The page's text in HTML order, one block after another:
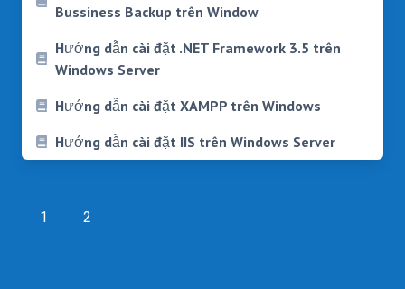
Bussiness Backup trên Window
Hướng dẫn cài đặt .NET Framework 3.5 trên
Windows Server
Hướng dẫn cài đặt XAMPP trên Windows
Hướng dẫn cài đặt IIS trên Windows Server
navigation
1 2